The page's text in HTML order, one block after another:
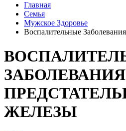
Главная
Семья
Мужское Здоровье
Воспалительные
ЗАБОЛЕВАНИЯ
ЖЕЛЕЗЫ